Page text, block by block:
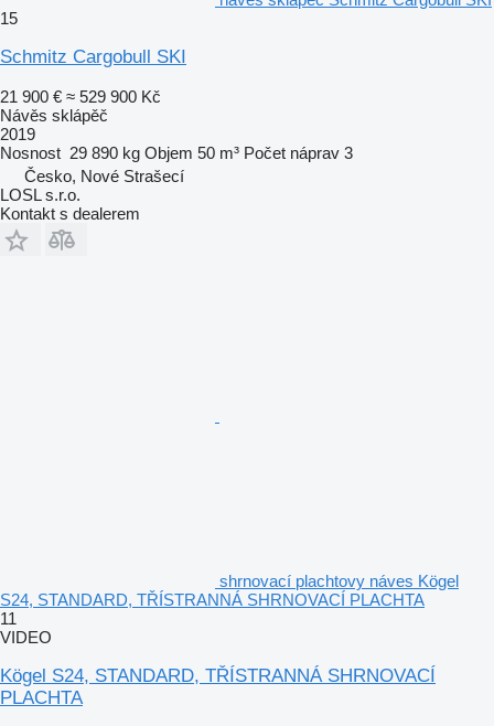
15
Schmitz Cargobull SKI
21 900 € ≈ 529 900 Kč
Návěs sklápěč
2019
Nosnost 29 890 kg Objem 50 m³ Počet náprav 3
Česko, Nové Strašecí
LOSL s.r.o.
Kontakt s dealerem
shrnovací plachtovy náves Kögel
S24, STANDARD, TŘÍSTRANNÁ SHRNOVACÍ PLACHTA
11
VIDEO
Kögel S24, STANDARD, TŘÍSTRANNÁ SHRNOVACÍ
PLACHTA